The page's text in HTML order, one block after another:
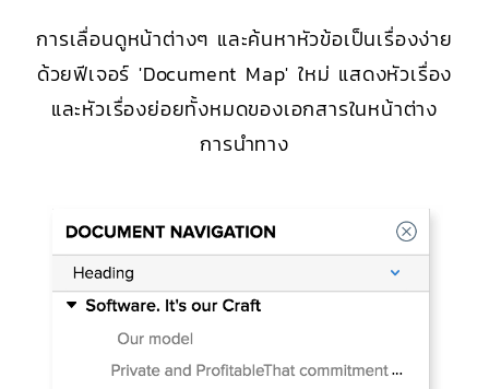
การเลื่อนดูหน้าต่างๆ และค้นหาหัวข้อเป็นเรื่องง่าย
ด้วยฟีเจอร์ 'Document Map' ใหม่ แสดงหัวเรื่อง
และหัวเรื่องย่อยทั้งหมดของเอกสารในหน้าต่าง
การนำทาง